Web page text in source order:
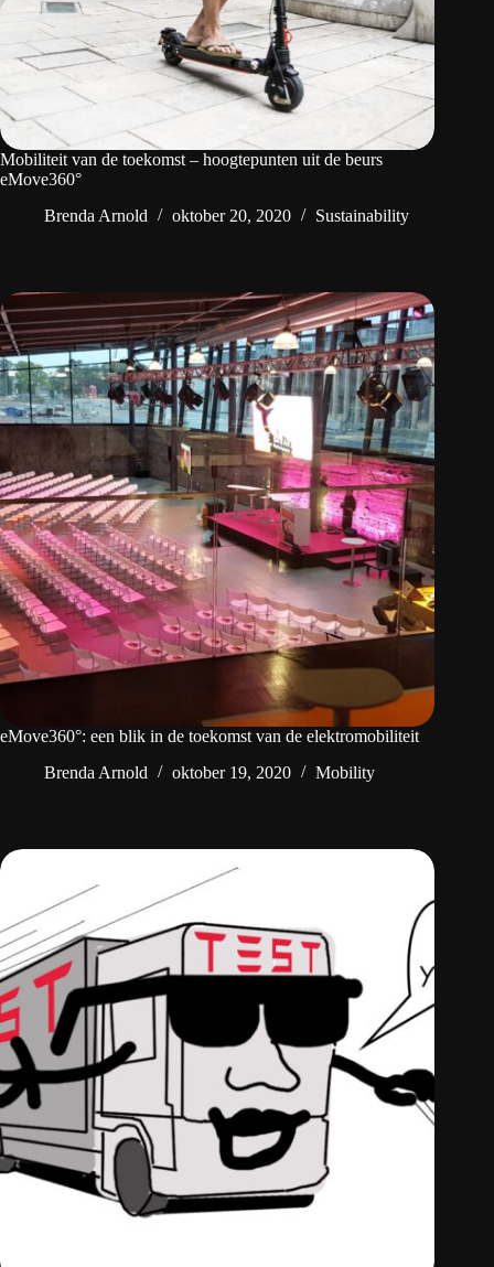
Mobiliteit van de toekomst – hoogtepunten uit de beurs
eMove360°
Brenda Arnold
oktober 20, 2020 Sustainability
eMove360°: een blik in de toekomst van de elektromobiliteit
Brenda Arnold
oktober 19, 2020 Mobility